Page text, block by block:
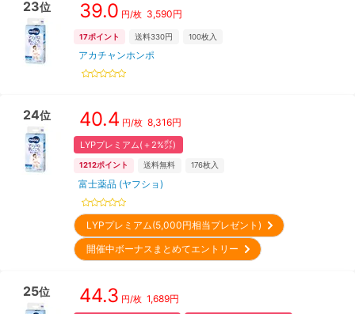
23位 39.0 円/枚 3,590円
17ポイント 送料330円 100枚入
アカチャンホンポ
24位 40.4 円/枚 8,316円
LYPプレミアム(＋2%㌽)
1212ポイント 送料無料 176枚入
富士薬品 (ヤフショ)
LYPプレミアム(5,000円相当プレゼント)
開催中ボーナスまとめてエントリー
25位 44.3 円/枚 1,689円